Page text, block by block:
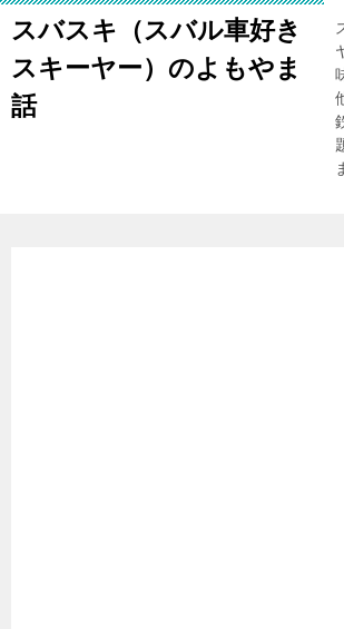
スバスキ（スバル車好き
スキーヤー）のよもやま
話